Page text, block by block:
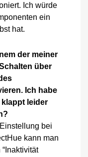
Ich würde
ein
hat.
der meiner
über
Ich habe
leider
bei
kann man